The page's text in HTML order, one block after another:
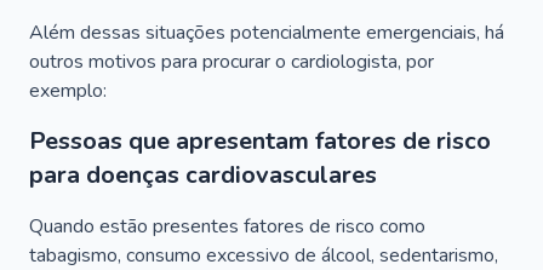
Além dessas situações potencialmente emergenciais, há
outros motivos para procurar o cardiologista, por
exemplo:
Pessoas que apresentam fatores de risco
para doenças cardiovasculares
Quando estão presentes fatores de risco como
tabagismo, consumo excessivo de álcool, sedentarismo,